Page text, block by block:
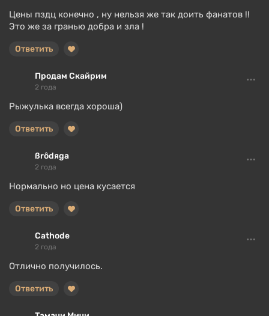
Цены пздц конечно , ну нельзя же так доить фанатов !!
Это же за гранью добра и зла !
Ответить
Продам Скайрим
2 года
Рыжулька всегда хороша)
Ответить
ßrôdяga
2 года
Нормально но цена кусается
Ответить
Cathode
2 года
Отлично получилось.
Ответить